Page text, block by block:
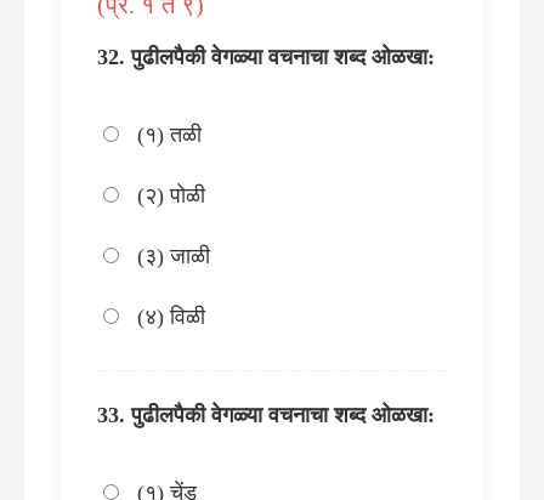
पुढीलपैकी वेगळ्या वचनाचा शब्द ओळखा:
(१) तळी
(२) पोळी
(३) जाळी
(४) विळी
पुढीलपैकी वेगळ्या वचनाचा शब्द ओळखा:
(१) चेंडू